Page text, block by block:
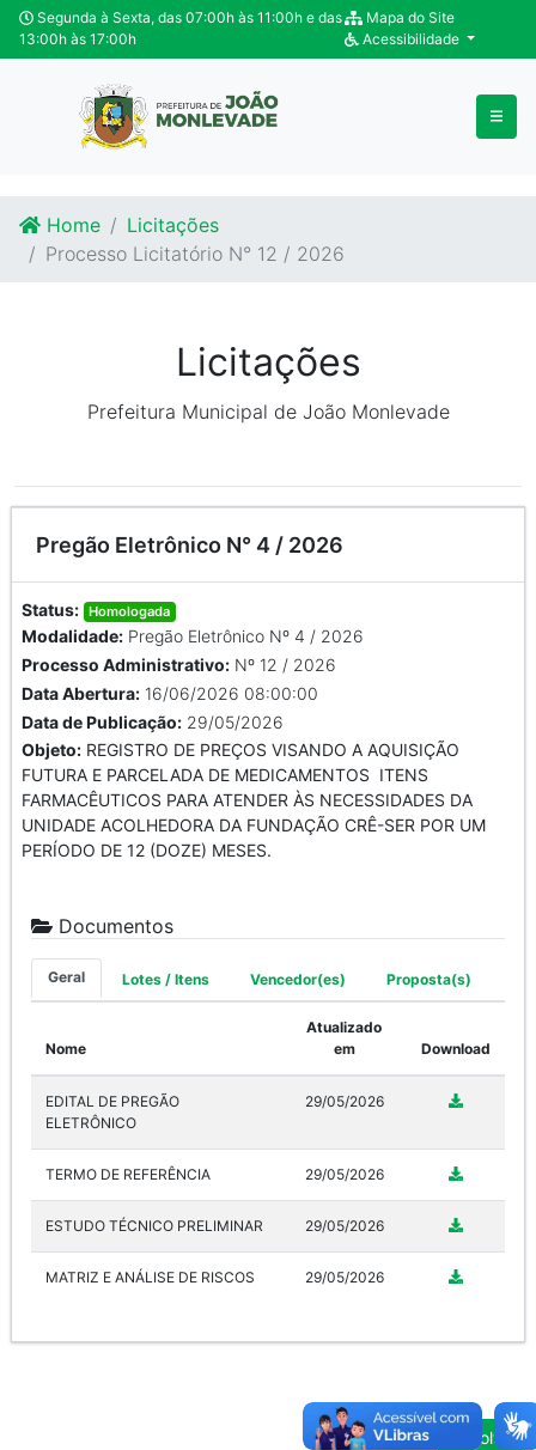
Ir para o conteúdo
Ir para o fim do conteúdo
Segunda à Sexta, das 07:00h às 11:00h e das
13:00h às 17:00h
Mapa do Site
Acessibilidade
Home
Licitações
Processo Licitatório N° 12 / 2026
Licitações
Prefeitura Municipal de João Monlevade
Pregão Eletrônico N° 4 / 2026
Status: Homologada
Modalidade: Pregão Eletrônico Nº 4 / 2026
Processo Administrativo: Nº 12 / 2026
Data Abertura: 16/06/2026 08:00:00
Data de Publicação: 29/05/2026
Objeto: REGISTRO DE PREÇOS VISANDO A AQUISIÇÃO
FUTURA E PARCELADA DE MEDICAMENTOS ITENS
FARMACÊUTICOS PARA ATENDER ÀS NECESSIDADES DA
UNIDADE ACOLHEDORA DA FUNDAÇÃO CRÊ-SER POR UM
PERÍODO DE 12 (DOZE) MESES.
Documentos
Geral Lotes / Itens Vencedor(es) Proposta(s)
Nome
Atualizado
em
Download
EDITAL DE PREGÃO
ELETRÔNICO
29/05/2026
TERMO DE REFERÊNCIA 29/05/2026
ESTUDO TÉCNICO PRELIMINAR 29/05/2026
MATRIZ E ANÁLISE DE RISCOS 29/05/2026
Voltar